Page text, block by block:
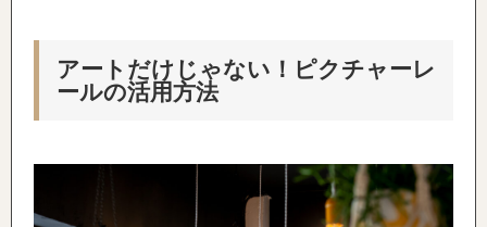
アートだけじゃない！ピクチャーレ
ールの活用方法